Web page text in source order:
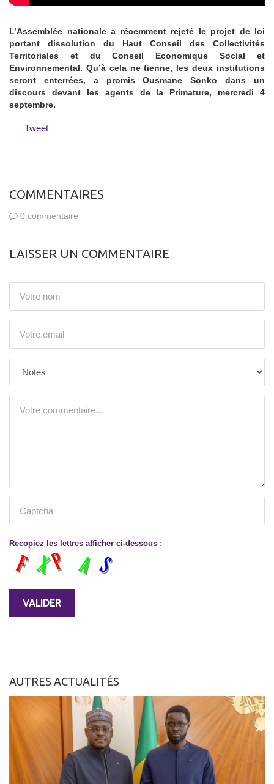
L’Assemblée nationale a récemment rejeté le projet de loi
portant dissolution du Haut Conseil des Collectivités
Territoriales et du Conseil Economique Social et
Environnemental. Qu’à cela ne tienne, les deux institutions
seront enterrées, a promis Ousmane Sonko dans un
discours devant les agents de la Primature, mercredi 4
septembre.
Tweet
COMMENTAIRES
0 commentaire
LAISSER UN COMMENTAIRE
Recopiez les lettres afficher ci-dessous :
AUTRES ACTUALITÉS